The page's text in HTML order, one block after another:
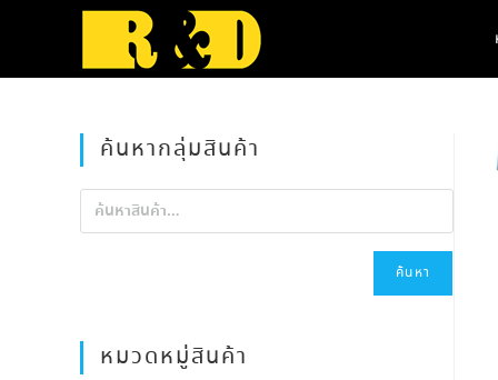
ค้นหากลุ่มสินค้า
ค้นหา
หมวดหมู่สินค้า